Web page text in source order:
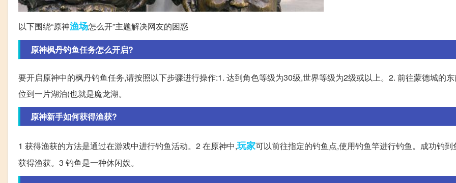
以下围绕“原神渔场怎么开”主题解决网友的困惑
原神枫丹钓鱼任务怎么开启?
要开启原神中的枫丹钓鱼任务,请按照以下步骤进行操作:1. 达到角色等级为30级,世界等级为2级或以上。2. 前往蒙德城的
位到一片湖泊(也就是魔龙湖。
原神新手如何获得渔获?
1 获得渔获的方法是通过在游戏中进行钓鱼活动。2 在原神中,玩家可以前往指定的钓鱼点,使用钓鱼竿进行钓鱼。成功钓到
获得渔获。3 钓鱼是一种休闲娱。